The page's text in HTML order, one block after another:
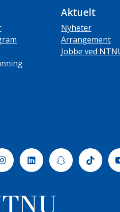
Aktuelt
Nyheter
Arrangement
Jobbe ved
InstagramLinkedinSnapchat